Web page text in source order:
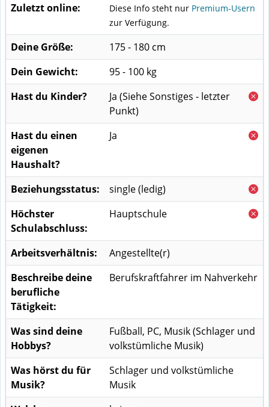
Zuletzt online: Diese Info steht nur Premium-Usern
zur Verfügung.
Deine Größe:
175 - 180 cm
Dein Gewicht:
95 - 100 kg
Hast du Kinder?
Ja (Siehe Sonstiges - letzter
Punkt)
Hast du einen
eigenen
Haushalt?
Ja
Beziehungsstatus:
single (ledig)
Höchster
Schulabschluss:
Hauptschule
Arbeitsverhältnis:
Angestellte(r)
Beschreibe deine
berufliche
Tätigkeit:
Berufskraftfahrer im Nahverkehr
Was sind deine
Hobbys?
Fußball, PC, Musik (Schlager und
volkstümliche Musik)
Was hörst du für
Musik?
Schlager und volkstümliche
Musik